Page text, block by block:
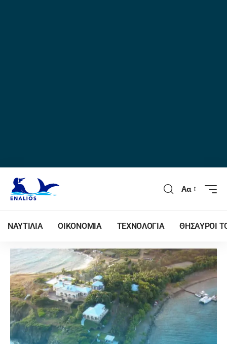
Αα
ΝΑΥΤΙΛΙΑ ΟΙΚΟΝΟΜΙΑ ΤΕΧΝΟΛΟΓΙΑ ΘΗΣΑΥΡΟΙ